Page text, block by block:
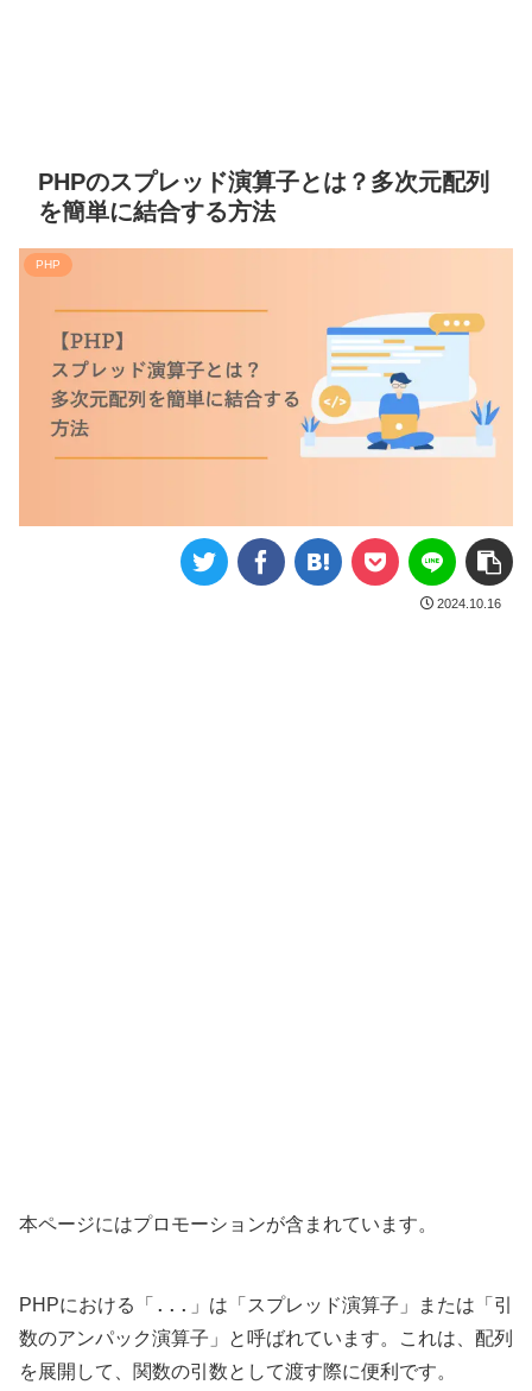
PHPのスプレッド演算子とは？多次元配列
を簡単に結合する方法
PHP
2024.10.16
本ページにはプロモーションが含まれています。
PHPにおける「 ... 」は「スプレッド演算子」または「引
数のアンパック演算子」と呼ばれています。これは、配列
を展開して、関数の引数として渡す際に便利です。